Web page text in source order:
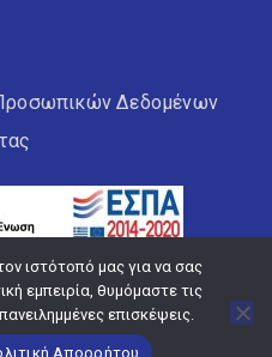
Δεδομένων
Κορδελιού Ευόσμου
ιστότοπό μας για να σας
εμπειρία, θυμόμαστε τις
επισκέψεις.
Απορρήτου